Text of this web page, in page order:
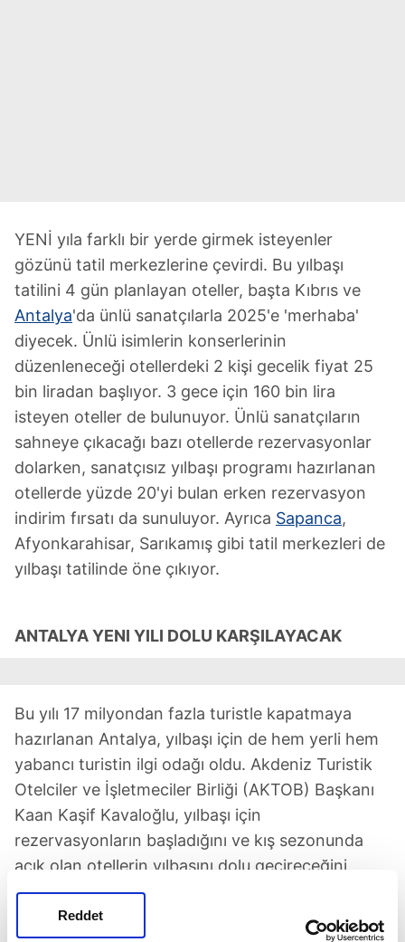
Reddet
YENİ yıla farklı bir yerde girmek isteyenler
gözünü tatil merkezlerine çevirdi. Bu yılbaşı
tatilini 4 gün planlayan oteller, başta Kıbrıs ve
Antalya'da ünlü sanatçılarla 2025'e 'merhaba'
diyecek. Ünlü isimlerin konserlerinin
düzenleneceği otellerdeki 2 kişi gecelik fiyat 25
bin liradan başlıyor. 3 gece için 160 bin lira
isteyen oteller de bulunuyor. Ünlü sanatçıların
sahneye çıkacağı bazı otellerde rezervasyonlar
dolarken, sanatçısız yılbaşı programı hazırlanan
otellerde yüzde 20'yi bulan erken rezervasyon
indirim fırsatı da sunuluyor. Ayrıca Sapanca,
Afyonkarahisar, Sarıkamış gibi tatil merkezleri de
yılbaşı tatilinde öne çıkıyor.
ANTALYA YENI YILI DOLU KARŞILAYACAK
Bu yılı 17 milyondan fazla turistle kapatmaya
hazırlanan Antalya, yılbaşı için de hem yerli hem
yabancı turistin ilgi odağı oldu. Akdeniz Turistik
Otelciler ve İşletmeciler Birliği (AKTOB) Başkanı
Kaan Kaşif Kavaloğlu, yılbaşı için
rezervasyonların başladığını ve kış sezonunda
açık olan otellerin yılbaşını dolu geçireceğini
söyledi. Kavaloğlu, "Ana pazarlarımız Rusya,
Almanya, İngiltere'den yoğun talep var ama son